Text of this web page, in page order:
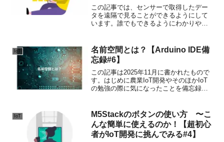
に挑んでみる#10】
この記事では、センサーで取得したデー
タを遠隔で見ることができるようにして
います。誰でもできるようにわかりやす
IoT
名前空間とは？【Arduino IDE備
忘録#6】
この記事は2025年11月に書かれたもので
す。はじめに農業IoT開発やそのほかIoT
の勉強の際に気になったことを備忘録と
空間とは「名前の衝突を防ぐための“名前
のグループ...
IoT
M5Stackのボタンの使い方 〜こ
んな簡単に使えるのか！【超初心
者がIoT開発に挑んでみる#4】